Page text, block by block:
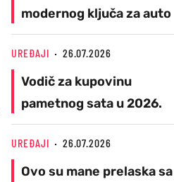
modernog ključa za auto
UREĐAJI 26.07.2026
Vodič za kupovinu
pametnog sata u 2026.
UREĐAJI 26.07.2026
Ovo su mane prelaska sa